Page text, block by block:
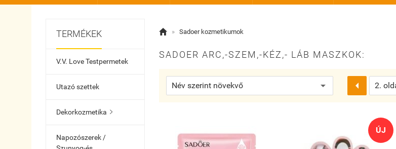
TERMÉKEK
V.V. Love Testpermetek
Utazó szettek
Dekorkozmetika 
Napozószerek /
 » Sadoer kozmetikumok
SADOER ARC,-SZEM,-KÉZ,- LÁB MASZKOK:

ÚJ